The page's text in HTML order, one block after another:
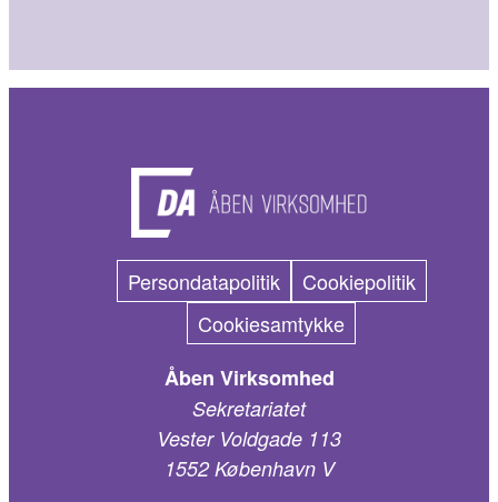
Persondatapolitik
Cookiepolitik
Cookiesamtykke
Åben Virksomhed
Sekretariatet
Vester Voldgade 113
1552 København V